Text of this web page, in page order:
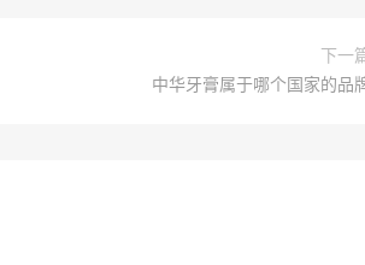
下一
中华牙膏属于哪个国家的品